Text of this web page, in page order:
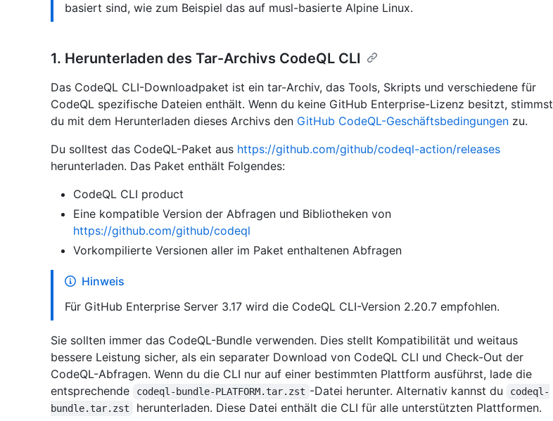
basiert sind, wie zum Beispiel das auf musl-basierte Alpine Linux.
1. Herunterladen des Tar-Archivs CodeQL CLI
Das CodeQL CLI-Downloadpaket ist ein tar-Archiv, das Tools, Skripts und verschiedene für
CodeQL spezifische Dateien enthält. Wenn du keine GitHub Enterprise-Lizenz besitzt, stimmst
du mit dem Herunterladen dieses Archivs den GitHub CodeQL-Geschäftsbedingungen zu.
Du solltest das CodeQL-Paket aus https://github.com/github/codeql-action/releases
herunterladen. Das Paket enthält Folgendes:
CodeQL CLI product
Eine kompatible Version der Abfragen und Bibliotheken von
https://github.com/github/codeql
Vorkompilierte Versionen aller im Paket enthaltenen Abfragen
Hinweis
Für GitHub Enterprise Server 3.17 wird die CodeQL CLI-Version 2.20.7 empfohlen.
Sie sollten immer das CodeQL-Bundle verwenden. Dies stellt Kompatibilität und weitaus
bessere Leistung sicher, als ein separater Download von CodeQL CLI und Check-Out der
CodeQL-Abfragen. Wenn du die CLI nur auf einer bestimmten Plattform ausführst, lade die
entsprechende
codeql-bundle-PLATFORM.tar.zst -Datei herunter. Alternativ kannst du
codeql-
bundle.tar.zst
herunterladen. Diese Datei enthält die CLI für alle unterstützten Plattformen.